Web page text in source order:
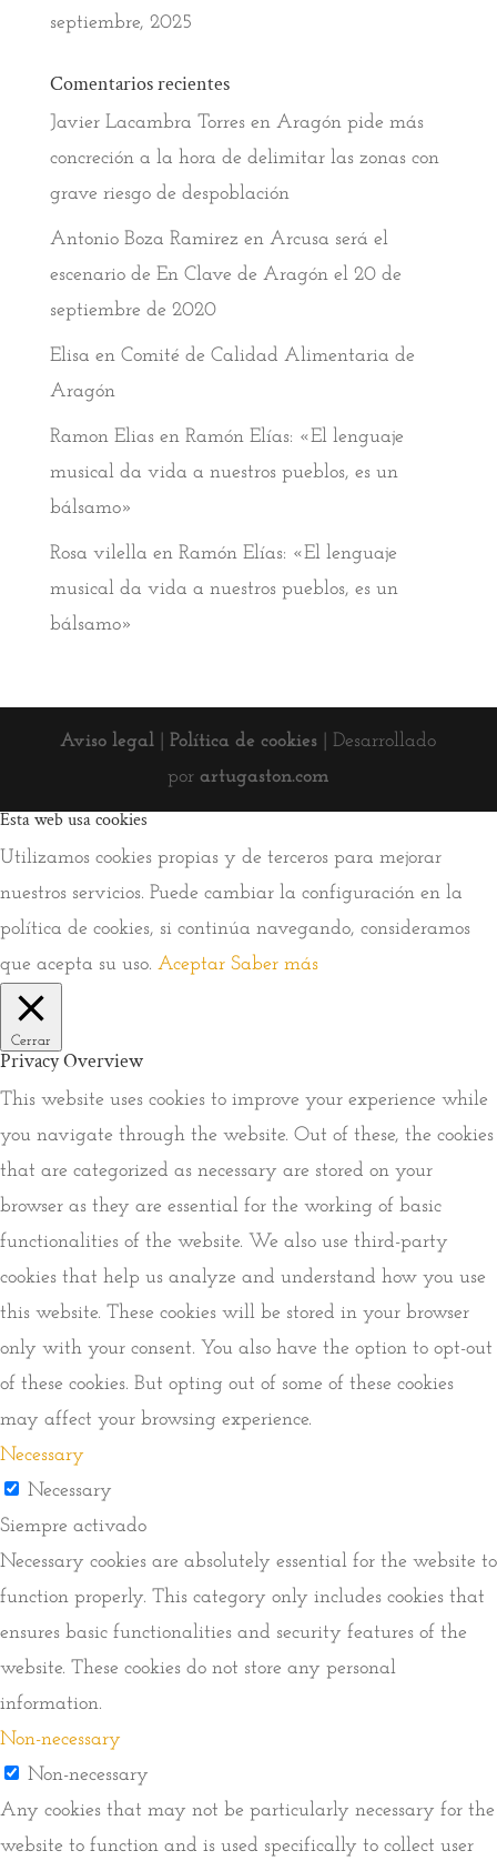
septiembre, 2025
Comentarios recientes
Javier Lacambra Torresen Aragón pide más
concreción a la hora de delimitar las zonas con
grave riesgo de despoblación
Antonio Boza Ramirez en Arcusa será el
escenario de En Clave de Aragón el 20 de
septiembre de 2020
Elisa en Comité de Calidad Alimentaria de
Aragón
Ramon Eliasen Ramón Elías: «El lenguaje
musical da vida a nuestros pueblos, es un
bálsamo»
Rosa vilella en Ramón Elías: «El lenguaje
musical da vida a nuestros pueblos, es un
bálsamo»
Aviso legal |Política de cookies | Desarrollado
por artugaston.com
Esta web usa cookies
Utilizamos cookies propias y de terceros para mejorar
nuestros servicios. Puede cambiar la configuración en la
política de cookies, si continúa navegando, consideramos
que acepta su uso. Aceptar Saber más
Cerrar
Privacy Overview
This website uses cookies to improve your experience while
you navigate through the website. Out of these, the cookies
that are categorized as necessary are stored on your
browser as they are essential for the working of basic
functionalities of the website. We also use third-party
cookies that help us analyze and understand how you use
this website. These cookies will be stored in your browser
only with your consent. You also have the option to opt-out
of these cookies. But opting out of some of these cookies
may affect your browsing experience.
Necessary
Necessary
Siempre activado
Necessary cookies are absolutely essential for the website to
function properly. This category only includes cookies that
ensures basic functionalities and security features of the
website. These cookies do not store any personal
information.
Non-necessary
Non-necessary
Any cookies that may not be particularly necessary for the
website to function and is used specifically to collect user